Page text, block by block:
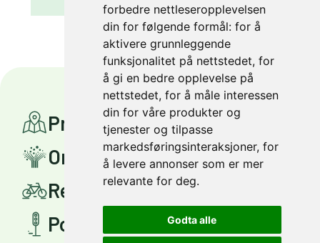
forbedre nettleseropplevelsen
din for følgende formål: for å
aktivere grunnleggende
funksjonalitet på nettstedet, for
å gi en bedre opplevelse på
nettstedet, for å måle interessen
din for våre produkter og
tjenester og tilpasse
markedsføringsinteraksjoner, for
å levere annonser som er mer
relevante for deg.
Godta alle
Prosjekter
Om Miljøpakken
Reis smartere
Politisk styring